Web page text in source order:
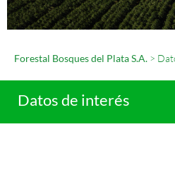
Forestal Bosques del Plata S.A. >
Datos de interés